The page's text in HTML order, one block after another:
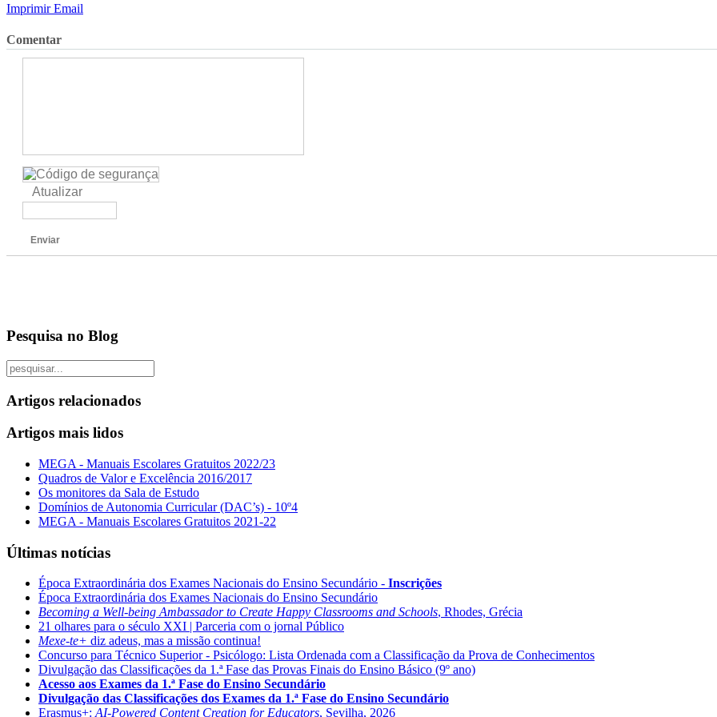
ImprimirEmail
Comentar
Atualizar
Enviar
Pesquisa no Blog
Artigos relacionados
Artigos mais lidos
MEGA - Manuais Escolares Gratuitos 2022/23
Quadros de Valor e Excelência 2016/2017
Os monitores da Sala de Estudo
Domínios de Autonomia Curricular (DAC’s) - 10º4
MEGA - Manuais Escolares Gratuitos 2021-22
Últimas notícias
Época Extraordinária dos Exames Nacionais do Ensino Secundário - Inscrições
Época Extraordinária dos Exames Nacionais do Ensino Secundário
Becoming a Well-being Ambassador to Create Happy Classrooms and Schools, Rhodes, Grécia
21 olhares para o século XXI | Parceria com o jornal Público
Mexe-te+ diz adeus, mas a missão continua!
Concurso para Técnico Superior - Psicólogo: Lista Ordenada com a Classificação da Prova de Conhecimentos
Divulgação das Classificações da 1.ª Fase das Provas Finais do Ensino Básico (9º ano)
Acesso aos Exames da 1.ª Fase do Ensino Secundário
Divulgação das Classificações dos Exames da 1.ª Fase do Ensino Secundário
Erasmus+: AI-Powered Content Creation for Educators, Sevilha, 2026